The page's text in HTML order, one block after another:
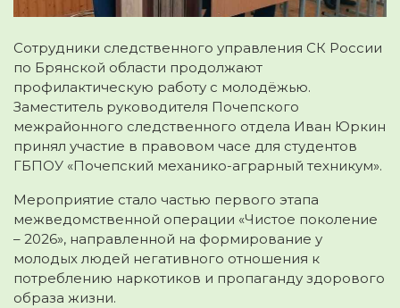
Сотрудники следственного управления СК России
по Брянской области продолжают
профилактическую работу с молодёжью.
Заместитель руководителя Почепского
межрайонного следственного отдела Иван Юркин
принял участие в правовом часе для студентов
ГБПОУ «Почепский механико-аграрный техникум».
Мероприятие стало частью первого этапа
межведомственной операции «Чистое поколение
– 2026», направленной на формирование у
молодых людей негативного отношения к
потреблению наркотиков и пропаганду здорового
образа жизни.